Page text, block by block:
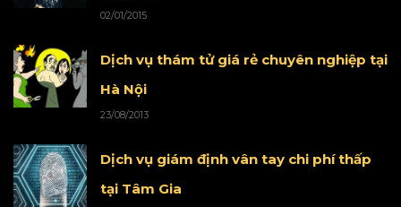
02/01/2015
Dịch vụ thám tử giá rẻ chuyên nghiệp tại
Hà Nội
23/08/2013
Dịch vụ giám định vân tay chi phí thấp
tại Tâm Gia